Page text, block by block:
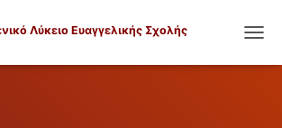
Λύκειο Ευαγγελικής Σχολής